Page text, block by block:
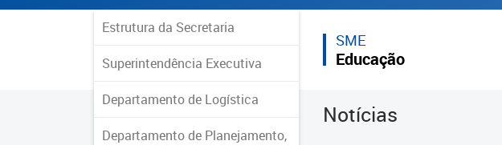
Estrutura da Secretaria
Superintendência Executiva
Departamento de Logística
Departamento de Planejamento,
SME
Educação
Notícias